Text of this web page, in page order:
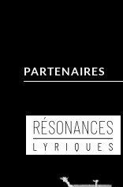
PARTENAIRES